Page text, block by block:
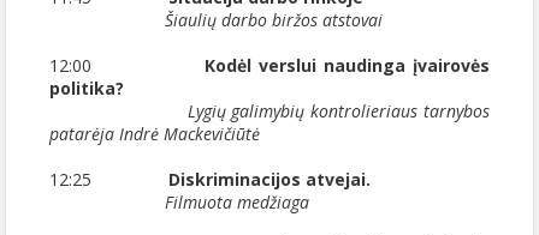
Šiaulių darbo biržos atstovai
12:00
Kodėl verslui naudinga įvairovės
politika?
Lygių galimybių kontrolieriaus tarnybos
patarėja Indrė Mackevičiūtė
12:25 Diskriminacijos atvejai.
Filmuota medžiaga